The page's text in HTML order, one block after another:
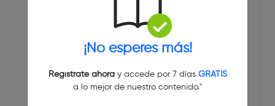
¡No esperes más!
Regístrate ahoray accede por 7 días GRATIS
a lo mejor de nuestro contenido."